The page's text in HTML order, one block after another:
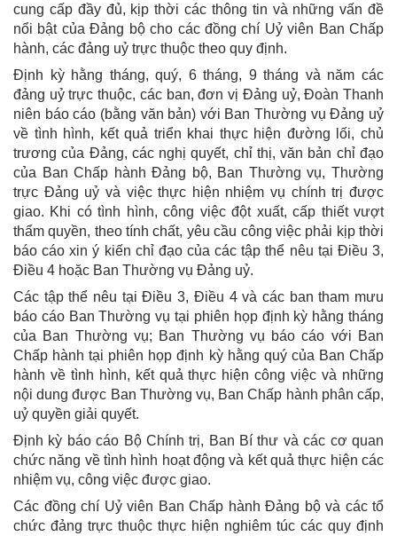
cung cấp đầy đủ, kịp thời các thông tin và những vấn đề
nổi bật của Đảng bộ cho các đồng chí Uỷ viên Ban Chấp
hành, các đảng uỷ trực thuộc theo quy định.
Định kỳ hằng tháng, quý, 6 tháng, 9 tháng và năm các
đảng uỷ trực thuộc, các ban, đơn vị Đảng uỷ, Đoàn Thanh
niên báo cáo (bằng văn bản) với Ban Thường vụ Đảng uỷ
về tình hình, kết quả triển khai thực hiện đường lối, chủ
trương của Đảng, các nghị quyết, chỉ thị, văn bản chỉ đạo
của Ban Chấp hành Đảng bộ, Ban Thường vụ, Thường
trực Đảng uỷ và việc thực hiện nhiệm vụ chính trị được
giao. Khi có tình hình, công việc đột xuất, cấp thiết vượt
thẩm quyền, theo tính chất, yêu cầu công việc phải kịp thời
báo cáo xin ý kiến chỉ đạo của các tập thể nêu tại Điều 3,
Điều 4 hoặc Ban Thường vụ Đảng uỷ.
Các tập thể nêu tại Điều 3, Điều 4 và các ban tham mưu
báo cáo Ban Thường vụ tại phiên họp định kỳ hằng tháng
của Ban Thường vụ; Ban Thường vụ báo cáo với Ban
Chấp hành tại phiên họp định kỳ hằng quý của Ban Chấp
hành về tình hình, kết quả thực hiện công việc và những
nội dung được Ban Thường vụ, Ban Chấp hành phân cấp,
uỷ quyền giải quyết.
Định kỳ báo cáo Bộ Chính trị, Ban Bí thư và các cơ quan
chức năng về tình hình hoạt động và kết quả thực hiện các
nhiệm vụ, công việc được giao.
Các đồng chí Uỷ viên Ban Chấp hành Đảng bộ và các tổ
chức đảng trực thuộc thực hiện nghiêm túc các quy định